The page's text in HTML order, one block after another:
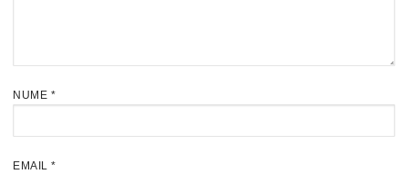
NUME *
EMAIL *